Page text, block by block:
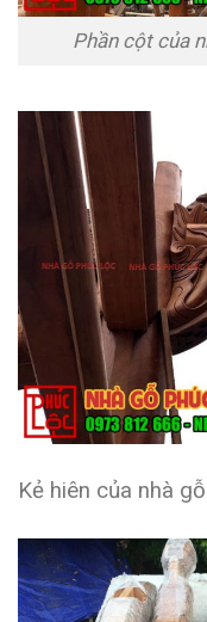
Phần cột của
Kẻ hiên của nhà